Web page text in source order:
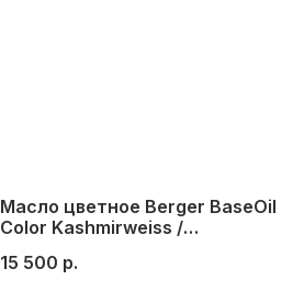
Масло цветное Berger BaseOil
Color Kashmirweiss /
белый, 1 л.
15 500 р.